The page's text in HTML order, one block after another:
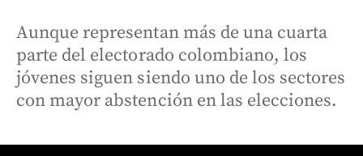
Aunque representan más de una cuarta
parte del electorado colombiano, los
jóvenes siguen siendo uno de los sectores
con mayor abstención en las elecciones.